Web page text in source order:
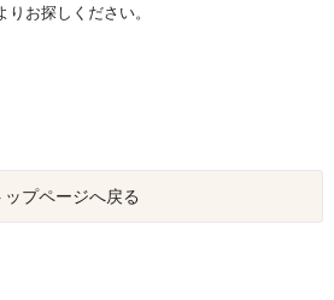
りお探しください。
ップページへ戻る